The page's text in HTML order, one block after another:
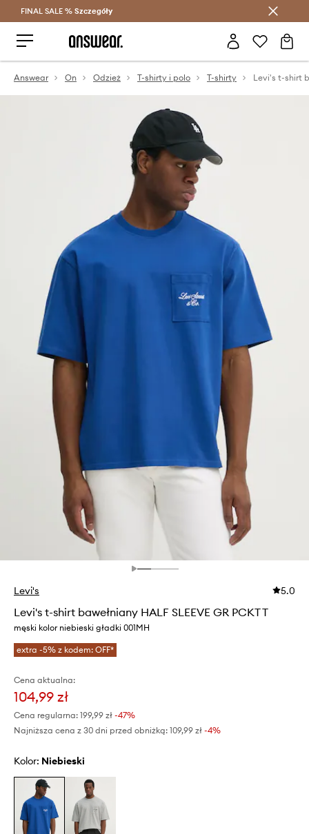
Oszczędzaj z Answear Club >
FINAL SALE % Szczegóły
Answear On Odzież T-shirty i polo T-shirty
Levi's 5.0
Levi's t-shirt bawełniany HALF SLEEVE GR PCKT T
męski kolor niebieski gładki 001MH
extra -5% z kodem: OFF*
Cena aktualna:
104,99 zł
Cena regularna: 199,99 zł -47%
Najniższa cena z 30 dni przed obniżką: 109,99 zł -4%
Kolor: niebieski